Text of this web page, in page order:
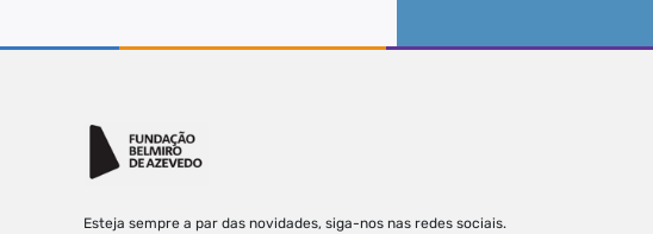
Esteja sempre a par das novidades, siga-nos nas redes sociais.